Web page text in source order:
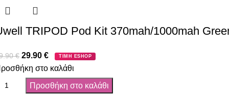
TRIPOD Pod Kit 370mah/1000mah
€ 29.90 € ΤΙΜΗ ESHOP
στο καλάθι
Προσθήκη στο καλάθι